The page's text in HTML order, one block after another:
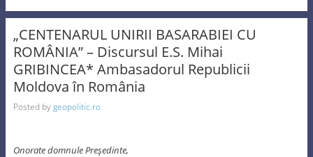
„CENTENARUL UNIRII BASARABIEI CU
ROMÂNIA” – Discursul E.S. Mihai
GRIBINCEA* Ambasadorul Republicii
Moldova în România
Posted bygeopolitic.ro
Onorate domnule Preşedinte,